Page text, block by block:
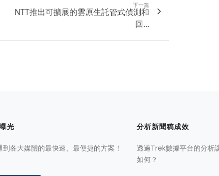
下一篇
NTT推出可擴展的雲原生託管式偵測和
回...
光
各大媒體的最快速、最便捷的方案！
分析新聞稿成效
透過Trek數據平台的分析
如何？